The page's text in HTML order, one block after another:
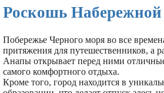
Роскошь Набережной
Побережье Черного моря во все
притяжения для путешественников, а
Анапы открывает перед ними
самого комфортного отдыха.
Кроме того, город находится в